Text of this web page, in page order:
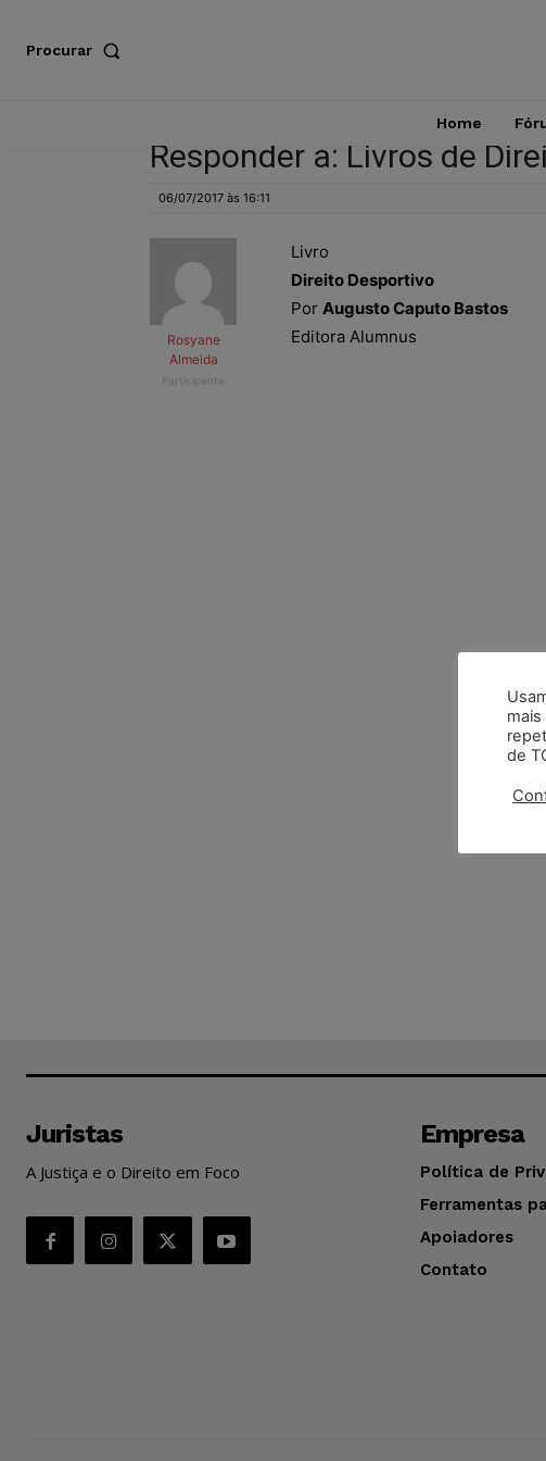
Procurar
Home
Responder a: Livros de
06/07/2017 às 16:11
Rosyane
Almeida
Participante
Livro
Direito Desportivo
Por Augusto Caputo Bastos
Editora Alumnus
Juristas
A Justiça e o Direito em Foco
Empresa
Política de
Ferramentas
Apoiadores
Contato
de